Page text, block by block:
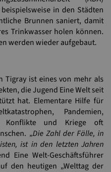
in den Städten
Brunnen saniert, damit
Trinkwasser holen können.
werden wieder aufgebaut.
Tigray ist eines von mehr als
die Jugend Eine Welt seit
hat. Elementare Hilfe für
Pandemien,
Konflikte und Kriege oft
„Die Zahl der Fälle, in
ist in den letzten Jahren
Eine Welt-Geschäftsführer
den heutigen „Welttag der